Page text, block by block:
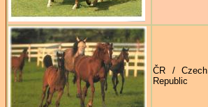
ČR / Czech
Republic